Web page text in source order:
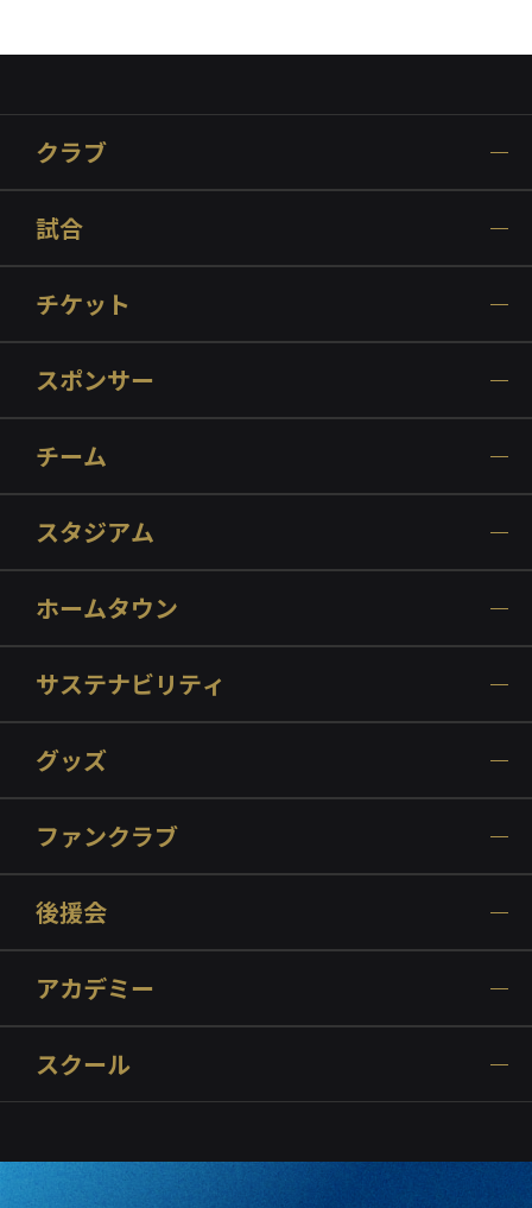
クラブ
試合
チケット
スポンサー
チーム
スタジアム
ホームタウン
サステナビリティ
グッズ
ファンクラブ
後援会
アカデミー
スクール